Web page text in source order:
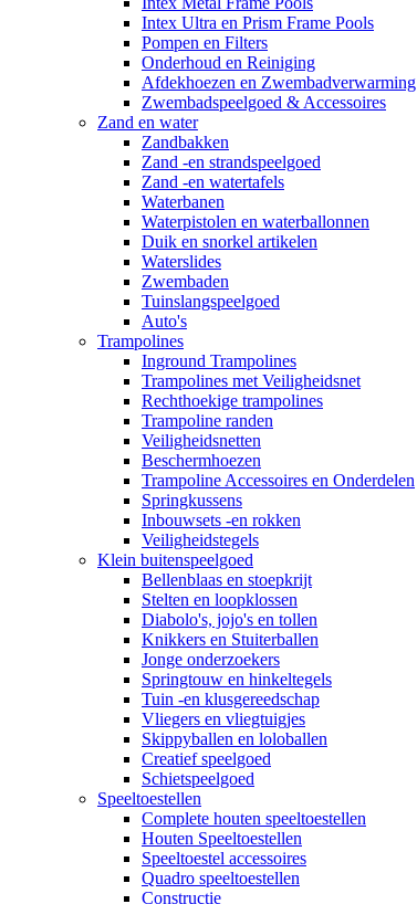
Intex Ultra en Prism Frame Pools
Pompen en Filters
Onderhoud en Reiniging
Afdekhoezen en Zwembadverwarming
Zwembadspeelgoed & Accessoires
Zand en water
Zandbakken
Zand -en strandspeelgoed
Zand -en watertafels
Waterbanen
Waterpistolen en waterballonnen
Duik en snorkel artikelen
Waterslides
Zwembaden
Tuinslangspeelgoed
Auto's
Trampolines
Inground Trampolines
Trampolines met Veiligheidsnet
Rechthoekige trampolines
Trampoline randen
Veiligheidsnetten
Beschermhoezen
Trampoline Accessoires en Onderdelen
Springkussens
Inbouwsets -en rokken
Veiligheidstegels
Klein buitenspeelgoed
Bellenblaas en stoepkrijt
Stelten en loopklossen
Diabolo's, jojo's en tollen
Knikkers en Stuiterballen
Jonge onderzoekers
Springtouw en hinkeltegels
Tuin -en klusgereedschap
Vliegers en vliegtuigjes
Skippyballen en loloballen
Creatief speelgoed
Schietspeelgoed
Speeltoestellen
Complete houten speeltoestellen
Houten Speeltoestellen
Speeltoestel accessoires
Quadro speeltoestellen
Constructie